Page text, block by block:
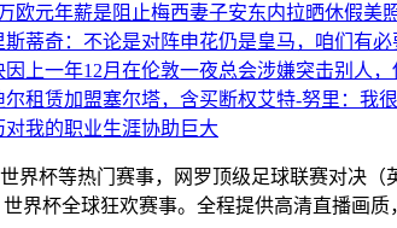
欧元年薪是阻止梅西妻子安东内拉晒休假美
斯蒂奇：不论是对阵申花仍是皇马，咱们有
因上一年12月在伦敦一夜总会涉嫌突击别人
租赁加盟塞尔塔，含买断权艾特-努里：我
我的职业生涯协助巨大
杯等热门赛事，网罗顶级足球联赛对决
杯全球狂欢赛事。全程提供高清直播画